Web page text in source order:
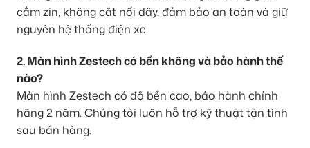
cắm zin, không cắt nối dây, đảm bảo an toàn và giữ
nguyên hệ thống điện xe.
2. Màn hình Zestech có bền không và bảo hành thế
nào?
Màn hình Zestech có độ bền cao, bảo hành chính
hãng 2 năm. Chúng tôi luôn hỗ trợ kỹ thuật tận tình
sau bán hàng.